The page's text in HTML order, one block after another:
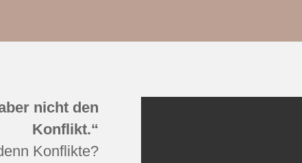
nicht den
Konflikt.“
Konflikte?